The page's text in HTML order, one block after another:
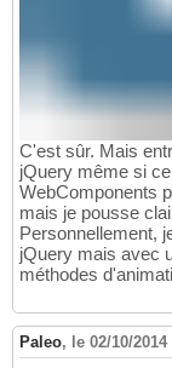
C'est sûr. Mais
jQuery même si
WebComponents
mais je pousse
Personnellement,
jQuery mais avec
méthodes
Paleo, le 02/10/